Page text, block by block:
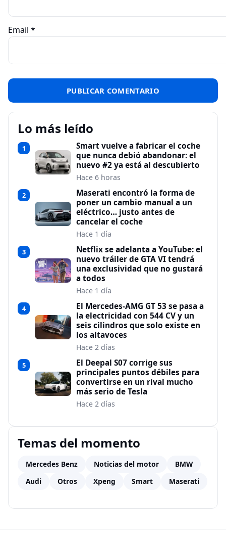
Email *
Lo más leído
1
Smart vuelve a fabricar el coche
que nunca debió abandonar: el
nuevo #2 ya está al descubierto
Hace 6 horas
2
Maserati encontró la forma de
poner un cambio manual a un
eléctrico… justo antes de
cancelar el coche
Hace 1 día
3
Netflix se adelanta a YouTube: el
nuevo tráiler de GTA VI tendrá
una exclusividad que no gustará
a todos
Hace 1 día
4
El Mercedes-AMG GT 53 se pasa a
la electricidad con 544 CV y un
seis cilindros que solo existe en
los altavoces
Hace 2 días
5
El Deepal S07 corrige sus
principales puntos débiles para
convertirse en un rival mucho
más serio de Tesla
Hace 2 días
Temas del momento
Mercedes Benz Noticias del motor
BMW
Audi
Otros Xpeng Smart Maserati